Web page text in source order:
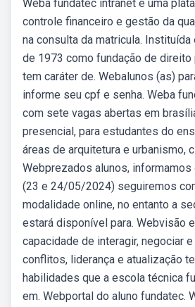
Weba fundatec intranet é uma
controle financeiro e gestão da
na consulta da matricula.
de 1973 como fundação de direito
tem caráter de. Webalunos (as)
informe seu cpf e senha. Weba
com sete vagas abertas em
presencial, para estudantes do
áreas de arquitetura e urbanismo,
Webprezados alunos, informamos
(23 e 24/05/2024) seguiremos
modalidade online, no entanto a
estará disponível para. Webvisão
capacidade de interagir, negociar
conflitos, liderança e atualização
habilidades que a escola técnica
em. Webportal do aluno fundatec.